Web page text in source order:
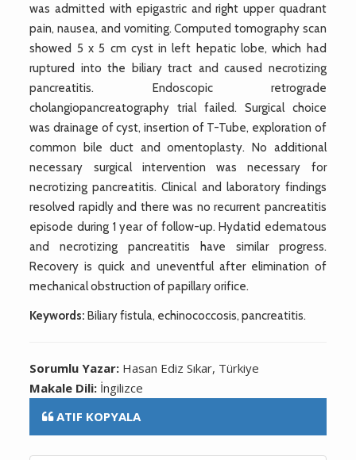
was admitted with epigastric and right upper quadrant
pain, nausea, and vomiting. Computed tomography scan
showed 5 x 5 cm cyst in left hepatic lobe, which had
ruptured into the biliary tract and caused necrotizing
pancreatitis. Endoscopic retrograde
cholangiopancreatography trial failed. Surgical choice
was drainage of cyst, insertion of T-Tube, exploration of
common bile duct and omentoplasty. No additional
necessary surgical intervention was necessary for
necrotizing pancreatitis. Clinical and laboratory findings
resolved rapidly and there was no recurrent pancreatitis
episode during 1 year of follow-up. Hydatid edematous
and necrotizing pancreatitis have similar progress.
Recovery is quick and uneventful after elimination of
mechanical obstruction of papillary orifice.
Keywords: Biliary fistula, echinococcosis, pancreatitis.
Sorumlu Yazar: Hasan Ediz Sıkar, Türkiye
Makale Dili: İngilizce
ATIF KOPYALA